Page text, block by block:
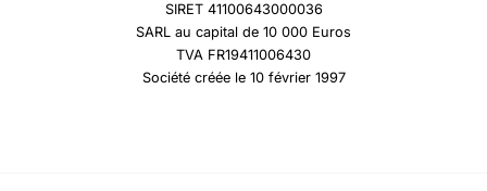
SIRET 41100643000036
SARL au capital de 10 000 Euros
TVA FR19411006430
Société créée le 10 février 1997